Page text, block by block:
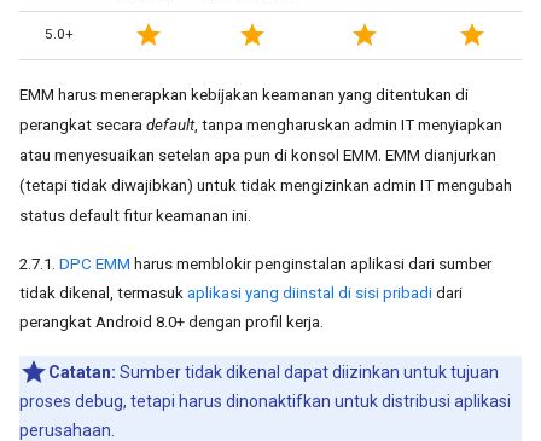
5.0+ star star star star
EMM harus menerapkan kebijakan keamanan yang ditentukan di
perangkat secara default, tanpa mengharuskan admin IT menyiapkan
atau menyesuaikan setelan apa pun di konsol EMM. EMM dianjurkan
(tetapi tidak diwajibkan) untuk tidak mengizinkan admin IT mengubah
status default fitur keamanan ini.
2.7.1. DPC EMM harus memblokir penginstalan aplikasi dari sumber
tidak dikenal, termasuk aplikasi yang diinstal di sisi pribadi dari
perangkat Android 8.0+ dengan profil kerja.
Catatan: Sumber tidak dikenal dapat diizinkan untuk tujuan
proses debug, tetapi harus dinonaktifkan untuk distribusi aplikasi
perusahaan.